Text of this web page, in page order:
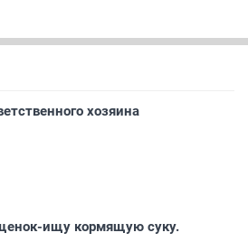
хозяина
ищу кормящую суку.